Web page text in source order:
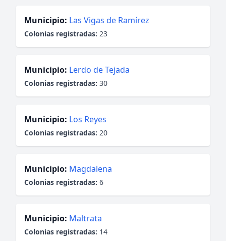
Municipio: Las Vigas de Ramírez
Colonias registradas: 23
Municipio: Lerdo de Tejada
Colonias registradas: 30
Municipio: Los Reyes
Colonias registradas: 20
Municipio: Magdalena
Colonias registradas: 6
Municipio: Maltrata
Colonias registradas: 14